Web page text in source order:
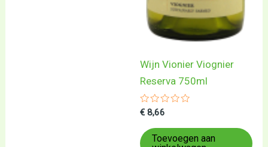
Wijn Vionier Viognier
Reserva 750ml
Gewaardeerd
uit
5
€ 8,66
Toevoegen aan